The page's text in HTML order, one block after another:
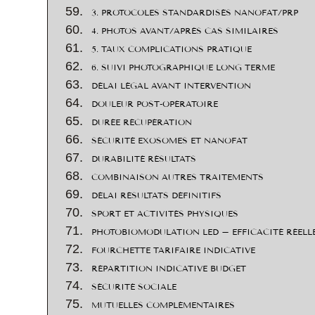
3. PROTOCOLES STANDARDISÉS NANOFAT/PRP
4. PHOTOS AVANT/APRÈS CAS SIMILAIRES
5. TAUX COMPLICATIONS PRATIQUE
6. SUIVI PHOTOGRAPHIQUE LONG TERME
DÉLAI LÉGAL AVANT INTERVENTION
DOULEUR POST-OPÉRATOIRE
DURÉE RÉCUPÉRATION
SÉCURITÉ EXOSOMES ET NANOFAT
DURABILITÉ RÉSULTATS
COMBINAISON AUTRES TRAITEMENTS
DÉLAI RÉSULTATS DÉFINITIFS
SPORT ET ACTIVITÉS PHYSIQUES
PHOTOBIOMODULATION LED – EFFICACITÉ
FOURCHETTE TARIFAIRE INDICATIVE
RÉPARTITION INDICATIVE BUDGET
SÉCURITÉ SOCIALE
MUTUELLES COMPLÉMENTAIRES